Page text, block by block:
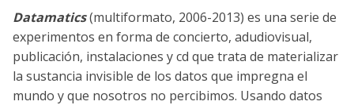
Datamatics(multiformato, 2006-2013) es una serie de
experimentos en forma de concierto, adudiovisual,
publicación, instalaciones y cd que trata de materializar
la sustancia invisible de los datos que impregna el
mundo y que nosotros no percibimos. Usando datos